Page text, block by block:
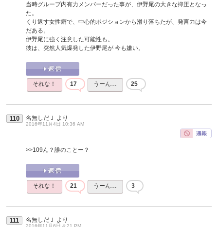
当時グループ内有力メンバーだった事が、伊野尾の大きな抑圧となっ
た。
くり返す女性癖で、中心的ポジションから滑り落ちたが、発言力は今
だある。
伊野尾に強く注意した可能性も。
彼は、突然人気爆発した伊野尾が 今も嫌い。
それな！ 17 うーん… 25
110 名無しだＪ より
2016年11月4日 10:36 AM
>>109ん？誰のことー？
それな！ 21 うーん… 3
111 名無しだＪ より
2016年11月6日 4:21 PM